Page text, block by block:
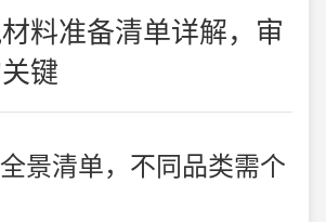
料准备清单详解，审
键
景清单，不同品类需个